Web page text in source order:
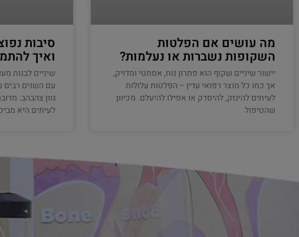
מה עושים אם הפלטות
השקופות נשברות או נעלמות?
יישור שיניים שקוף הוא פתרון נוח, אסתטי ומדויק,
אך כמו כל מוצר רפואי עדין – הפלטות עלולות
לעיתים להינזק, להיסדק או אפילו להיעלם. מכיוון
שהטיפול
סיבות
ואיך
שיניים לבנות
עם השנים רבים
גוון צהבהב.
לעיתים היא